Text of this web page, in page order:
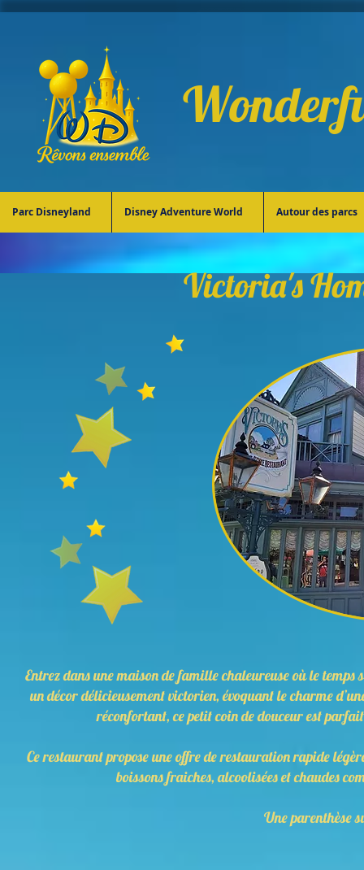
Victoria's
Entrez dans une maison de famille chaleureuse où le
un décor délicieusement victorien, évoquant le charme
réconfortant, ce petit coin de douceur est
Ce restaurant propose une offre de restauration rapide
boissons fraiches, alcoolisées et chaudes
Une parenthèse
Parc Disneyland Disney Adventure World Autour des parcs